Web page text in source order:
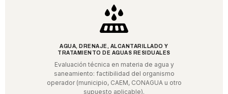
AGUA, DRENAJE, ALCANTARILLADO Y
TRATAMIENTO DE AGUAS RESIDUALES
Evaluación técnica en materia de agua y
saneamiento: factibilidad del organismo
operador (municipio, CAEM, CONAGUA u otro
supuesto aplicable).